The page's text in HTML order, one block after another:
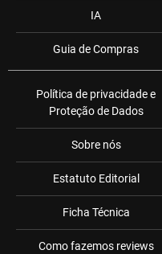
IA
Guia de Compras
Política de privacidade e
Proteção de Dados
Sobre nós
Estatuto Editorial
Ficha Técnica
Como fazemos reviews